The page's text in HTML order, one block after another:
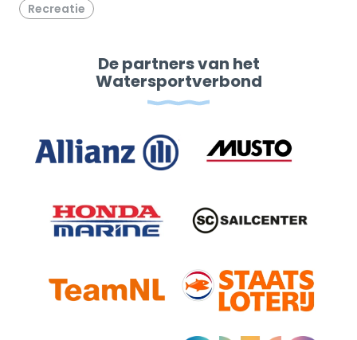
Recreatie
De partners van het
Watersportverbond